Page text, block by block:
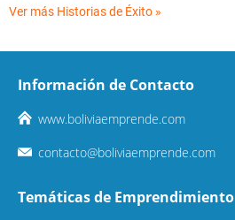
Ver más Historias de Éxito »
Información de Contacto
www.boliviaemprende.com
contacto@boliviaemprende.com
Temáticas de Emprendimiento